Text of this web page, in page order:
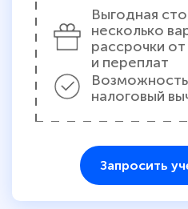
Выгодная
несколько
рассрочки
и переплат
налоговый
Запросить